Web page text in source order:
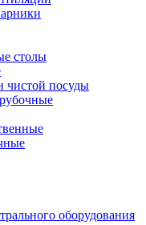
столы
чистой посуды
оборудования